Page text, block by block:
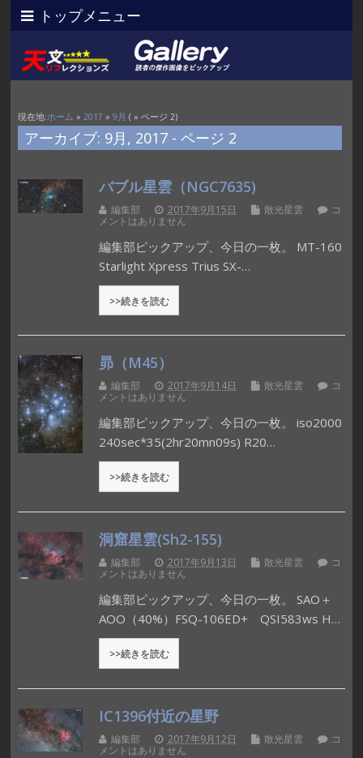
トップメニュー
現在地:ホーム » 2017 » 9月 ( » ページ 2)
アーカイブ: 9月, 2017 - ページ 2
バブル星雲（NGC7635)
編集部 2017年9月15日 散光星雲
コ
メントはありません
編集部ピックアップ、今日の一枚。 MT-160
Starlight Xpress Trius SX-…
>>続きを読む
昴（M45）
編集部 2017年9月14日 散光星雲
コ
メントはありません
編集部ピックアップ、今日の一枚。 iso2000
240sec*35(2hr20mn09s) R20…
>>続きを読む
洞窟星雲(Sh2-155)
編集部 2017年9月13日 散光星雲
コ
メントはありません
編集部ピックアップ、今日の一枚。 SAO＋
AOO（40%）FSQ-106ED+ QSI583ws H…
>>続きを読む
IC1396付近の星野
編集部 2017年9月12日 散光星雲
コ
メントはありません